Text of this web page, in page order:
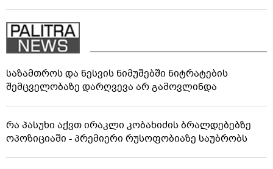
საზამთროს და ნესვის ნიმუშებში ნიტრატების
შემცველობაზე დარღვევა არ გამოვლინდა
რა პასუხი აქვთ ირაკლი კობახიძის ბრალდებებზე
ოპოზიციაში - პრემიერი რუსოფობიაზე საუბრობს